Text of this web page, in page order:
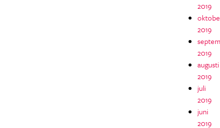
2019
2019
2019
augusti
2019
juli
2019
juni
2019